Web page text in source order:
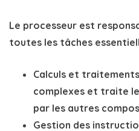
Le processeur est
toutes les tâches
Calculs et traitements
complexes et traite
par les autres
Gestion des